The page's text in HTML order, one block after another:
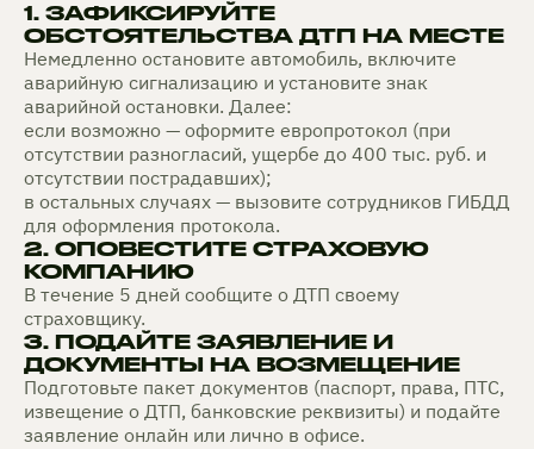
1. ЗАФИКСИРУЙТЕ
ОБСТОЯТЕЛЬСТВА ДТП НА МЕСТЕ
Немедленно остановите автомобиль, включите
аварийную сигнализацию и установите знак
аварийной остановки. Далее:
если возможно — оформите европротокол (при
отсутствии разногласий, ущербе до 400 тыс. руб. и
отсутствии пострадавших);
в остальных случаях — вызовите сотрудников ГИБДД
для оформления протокола.
2. ОПОВЕСТИТЕ СТРАХОВУЮ
КОМПАНИЮ
В течение 5 дней сообщите о ДТП своему
страховщику.
3. ПОДАЙТЕ ЗАЯВЛЕНИЕ И
ДОКУМЕНТЫ НА ВОЗМЕЩЕНИЕ
Подготовьте пакет документов (паспорт, права, ПТС,
извещение о ДТП, банковские реквизиты) и подайте
заявление онлайн или лично в офисе.